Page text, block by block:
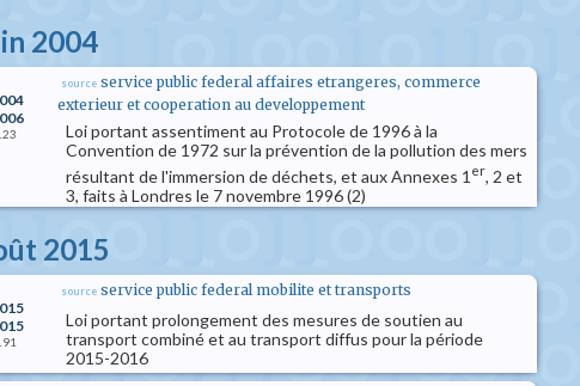
2004
source service public federal affaires etrangeres, commerce
exterieur et cooperation au developpement
Loi portant assentiment au Protocole de 1996 à la
Convention de 1972 sur la prévention de la pollution des mers
résultant de l'immersion de déchets, et aux Annexes 1 er, 2 et
3, faits à Londres le 7 novembre 1996 (2)
2015
source service public federal mobilite et transports
Loi portant prolongement des mesures de soutien au
transport combiné et au transport diffus pour la période
2015-2016